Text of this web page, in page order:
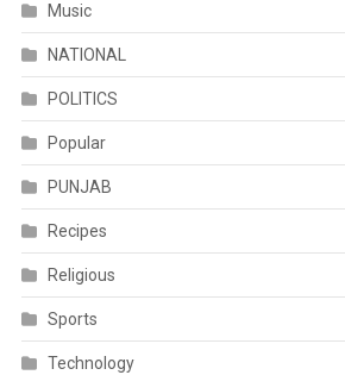
Music
NATIONAL
POLITICS
Popular
PUNJAB
Recipes
Religious
Sports
Technology